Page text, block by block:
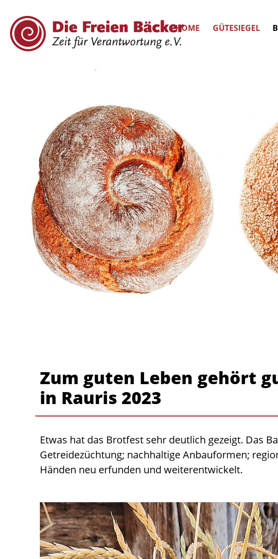
HOME GÜTESIEGEL
Zum guten Leben gehört
in Rauris 2023
Etwas hat das Brotfest sehr deutlich gezeigt. Das
Getreidezüchtung; nachhaltige Anbauformen;
Händen neu erfunden und weiterentwickelt.